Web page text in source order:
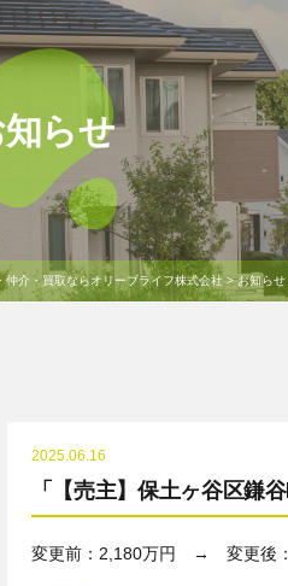
らせ
仲介・買取ならオリーブライフ株式会社>お知らせ
2025.06.16
「【売主】保土ヶ谷区鎌
変更前：2,180万円 → 変更後